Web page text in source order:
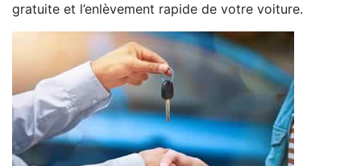
gratuite et l’enlèvement rapide de votre voiture.